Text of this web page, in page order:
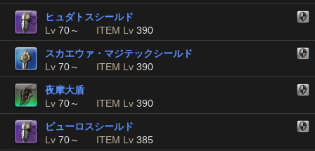
ヒュダトスシールド
Lv 70～ ITEM Lv 390
スカエウァ・マジテックシールド
Lv 70～ ITEM Lv 390
夜摩大盾
Lv 70～ ITEM Lv 390
ピューロスシールド
Lv 70～ ITEM Lv 385